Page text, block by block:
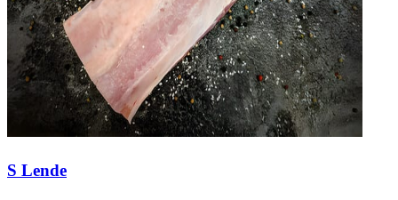
S Lende